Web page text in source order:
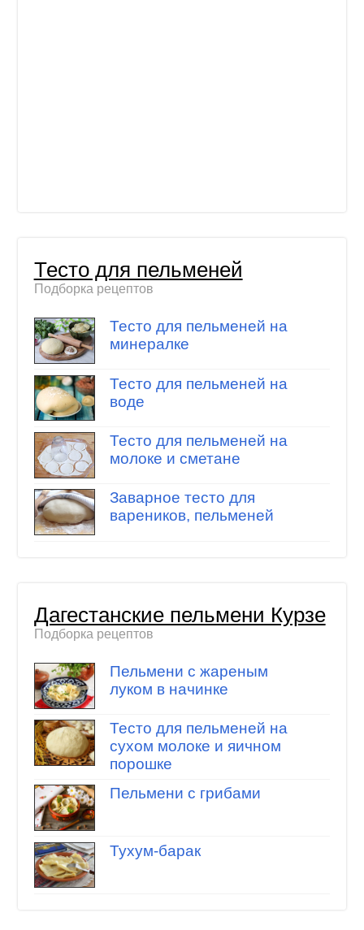
Тесто для пельменей
Подборка рецептов
Тесто для пельменей на
минералке
Тесто для пельменей на
воде
Тесто для пельменей на
молоке и сметане
Заварное тесто для
вареников, пельменей
Дагестанские пельмени Курзе
Подборка рецептов
Пельмени с жареным
луком в начинке
Тесто для пельменей на
сухом молоке и яичном
порошке
Пельмени с грибами
Тухум-барак